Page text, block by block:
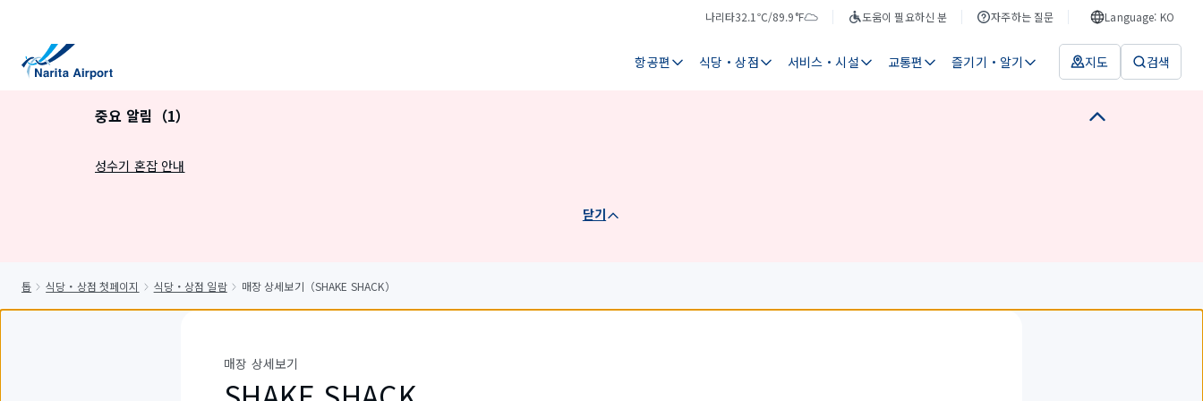
나리타
기
32.1℃/89.9°F
날
도움이 필요하신 분 자주하는 질문 Language: KO
항공편 식당・상점 서비스・시설 교통편 즐기기・알기 지도 검색
중요 알림（1）
성수기 혼잡 안내
닫기
톱 식당・상점 첫페이지 식당・상점 일람 매장 상세보기（SHAKE SHACK）
매장 상세보기